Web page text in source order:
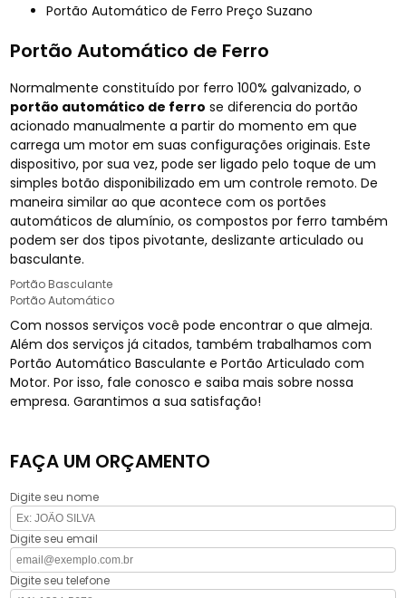
Portão Automático de Ferro Preço Suzano
Portão Automático de Ferro
Normalmente constituído por ferro 100% galvanizado, o
portão automático de ferro se diferencia do portão
acionado manualmente a partir do momento em que
carrega um motor em suas configurações originais. Este
dispositivo, por sua vez, pode ser ligado pelo toque de um
simples botão disponibilizado em um controle remoto. De
maneira similar ao que acontece com os portões
automáticos de alumínio, os compostos por ferro também
podem ser dos tipos pivotante, deslizante articulado ou
basculante.
Portão Basculante
Portão Automático
Com nossos serviços você pode encontrar o que almeja.
Além dos serviços já citados, também trabalhamos com
Portão Automático Basculante e Portão Articulado com
Motor. Por isso, fale conosco e saiba mais sobre nossa
empresa. Garantimos a sua satisfação!
FAÇA UM ORÇAMENTO
Digite seu nome
Digite seu email
Digite seu telefone